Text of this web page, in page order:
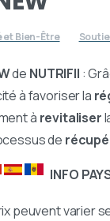
et Bien-Être
de NUTRIFII :
à favoriser la
à revitaliser
de
INFO
peuvent varier